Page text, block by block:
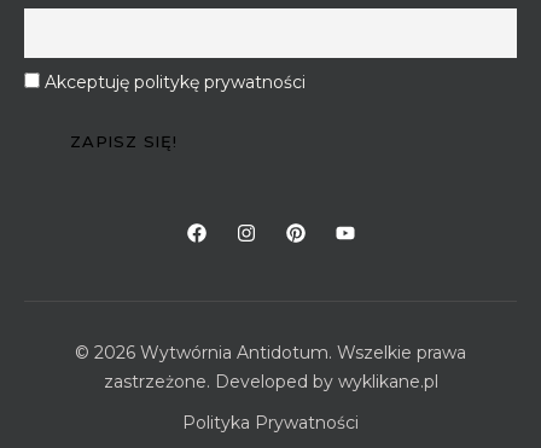
Akceptuję politykę prywatności
© 2026 Wytwórnia Antidotum. Wszelkie prawa
zastrzeżone. Developed by wyklikane.pl
Polityka Prywatności